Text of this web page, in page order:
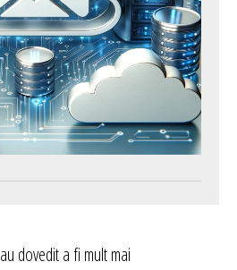
dovedit a fi mult mai